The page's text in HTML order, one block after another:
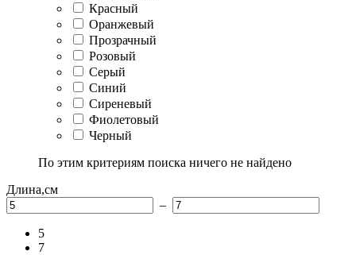
Красный
Оранжевый
Прозрачный
Розовый
Серый
Синий
Сиреневый
Фиолетовый
Черный
По этим критериям поиска ничего не найдено
Длина,см
–
5
7